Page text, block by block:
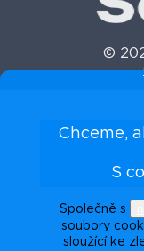
©
Chceme,
S
Společně s
soubory
sloužící ke